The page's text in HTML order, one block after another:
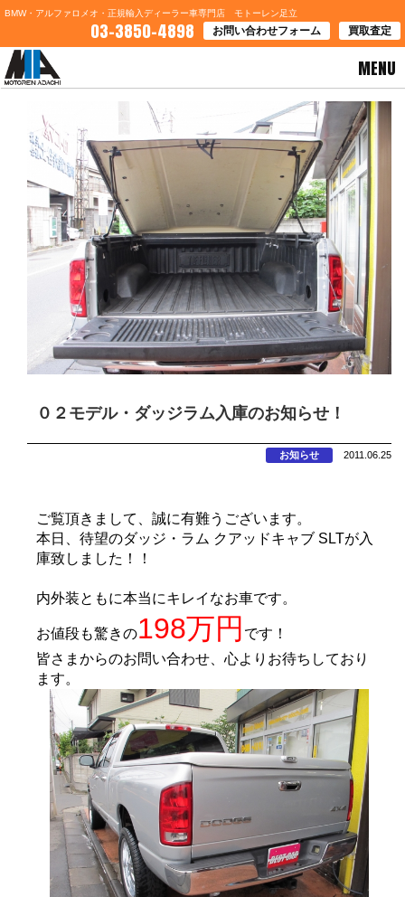
BMW・アルファロメオ・正規輸入ディーラー車専門店 モトーレン足立
03-3850-4898 お問い合わせフォーム 買取査定
MENU
HOME>お知らせ
０２モデル・ダッジラム入庫のお知らせ！
お知らせ 2011.06.25
ご覧頂きまして、誠に有難うございます。
本日、待望のダッジ・ラム クアッドキャブ SLTが入
庫致しました！！
内外装ともに本当にキレイなお車です。
お値段も驚きの198万円 です！
皆さまからのお問い合わせ、心よりお待ちしており
ます。